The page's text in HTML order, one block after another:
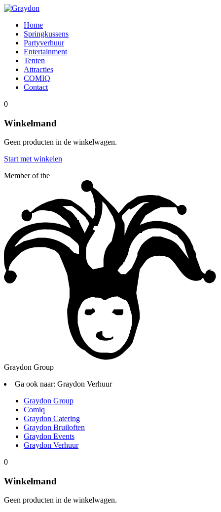
Home
Springkussens
Partyverhuur
Entertainment
Tenten
Attracties
COMIQ
Contact
0
Winkelmand
Geen producten in de winkelwagen.
Start met winkelen
Member of the
Graydon Group
Ga ook naar: Graydon Verhuur
Graydon Group
Comiq
Graydon Catering
Graydon Bruiloften
Graydon Events
Graydon Verhuur
0
Winkelmand
Geen producten in de winkelwagen.